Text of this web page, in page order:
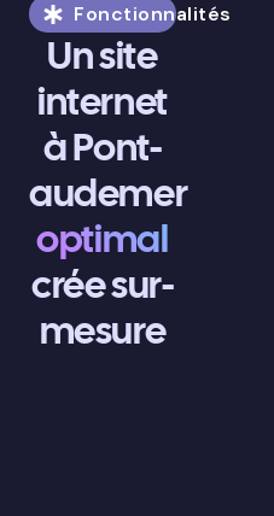
Fonctionnalités
Un site
internet
à Pont-
audemer
optimal
crée sur-
mesure